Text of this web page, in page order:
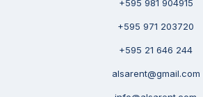
+595 981 904915
+595 971 203720
+595 21 646 244
alsarent@gmail.com